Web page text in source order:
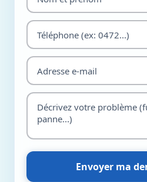
Envoyer ma